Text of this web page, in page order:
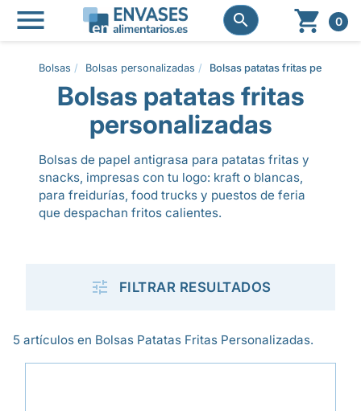
 
  0
Bolsas Bolsas personalizadas Bolsas patatas fritas
Bolsas patatas fritas
personalizadas
Bolsas de papel antigrasa para patatas fritas y
snacks, impresas con tu logo: kraft o blancas,
para freidurías, food trucks y puestos de feria
que despachan fritos calientes.
 FILTRAR RESULTADOS
5 artículos en Bolsas Patatas Fritas Personalizadas.